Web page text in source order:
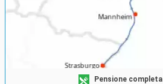
Pensione completa